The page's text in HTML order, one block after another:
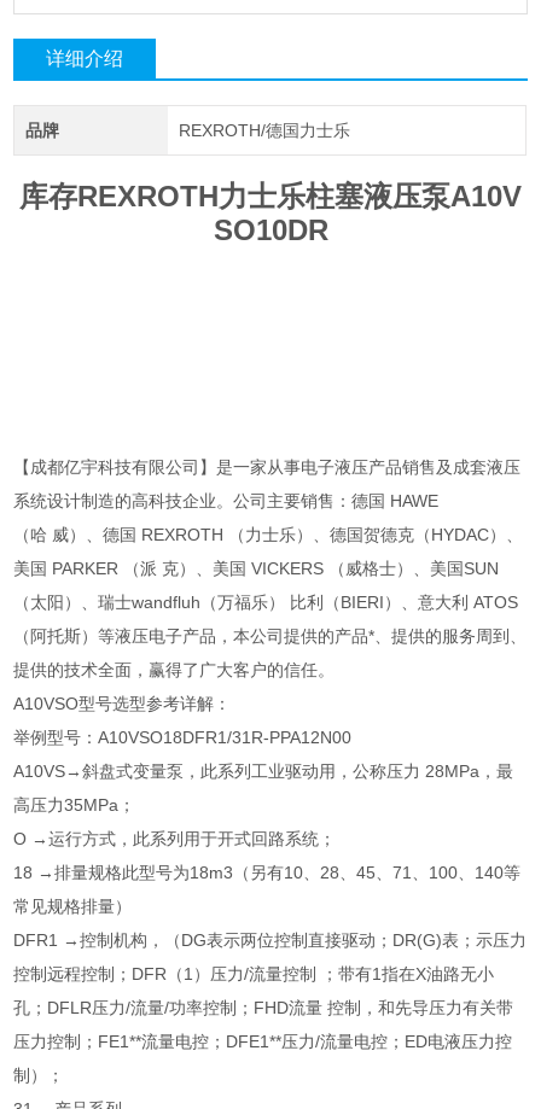
详细介绍
品牌 REXROTH/德国力士乐
库存REXROTH力士乐柱塞液压泵A10V
SO10DR
【成都亿宇科技有限公司】是一家从事电子液压产品销售及成套液压
系统设计制造的高科技企业。公司主要销售：德国 HAWE
（哈 威）、德国 REXROTH （力士乐）、德国贺德克（HYDAC）、
美国 PARKER （派 克）、美国 VICKERS （威格士）、美国SUN
（太阳）、瑞士wandfluh（万福乐） 比利（BIERI）、意大利 ATOS
（阿托斯）等液压电子产品，本公司提供的产品*、提供的服务周到、
提供的技术全面，赢得了广大客户的信任。
A10VSO型号选型参考详解：
举例型号：A10VSO18DFR1/31R-PPA12N00
A10VS→斜盘式变量泵，此系列工业驱动用，公称压力 28MPa，最
高压力35MPa；
O →运行方式，此系列用于开式回路系统；
18 →排量规格此型号为18m3（另有10、28、45、71、100、140等
常见规格排量）
DFR1 →控制机构，（DG表示两位控制直接驱动；DR(G)表；示压力
控制远程控制；DFR（1）压力/流量控制 ；带有1指在X油路无小
孔；DFLR压力/流量/功率控制；FHD流量 控制，和先导压力有关带
压力控制；FE1**流量电控；DFE1**压力/流量电控；ED电液压力控
制）；